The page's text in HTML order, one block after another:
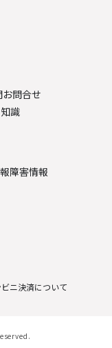
お問合せ
識
障害情報
ニ決済について